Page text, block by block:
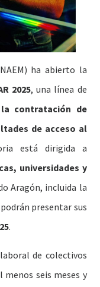
ha abierto la
2025, una línea de
contratación de
de acceso al
está dirigida a
universidades y
Aragón, incluida la
podrán presentar sus
.
de colectivos
seis meses y